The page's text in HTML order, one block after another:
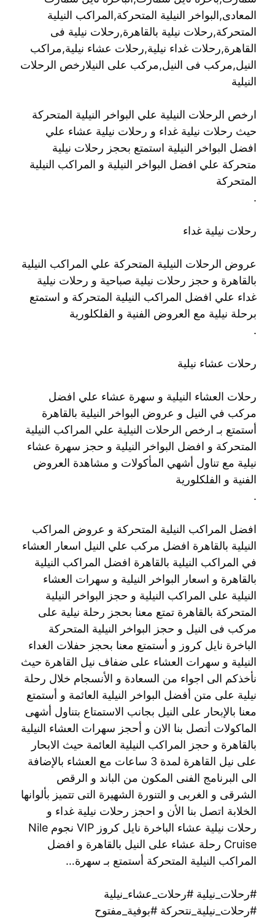
المعادى,البواخر النيلية المتحركة,المراكب النيلية
المتحركة,رحلات نيلية بالقاهرة,رحلات نيلية فى
القاهرة,رحلات غداء نيلية,رحلات عشاء نيلية,مراكب
النيل,مركب فى النيل,مركب على النيلارخص الرحلات
النيلية
ارخص الرحلات النيلية علي البواخر النيلية المتحركة
حيث رحلات نيلية غداء و رحلات نيلية عشاء علي
افضل البواخر النيلية استمتع بحجز رحلات نيلية
متحركة علي افضل البواخر النيلية و المراكب النيلية
المتحركة
.
رحلات نيلية غداء
عروض الرحلات النيلية المتحركة علي المراكب النيلية
بالقاهرة و حجز رحلات نيلية صباحية و رحلات نيلية
غداء علي افضل المراكب النيلية المتحركة و استمتع
برحلة نيلية مع العروض الفنية و الفلكلورية
.
رحلات عشاء نيلية
رحلات العشاء النيلية و سهرة عشاء علي افضل
مركب في النيل و عروض البواخر النيلية بالقاهرة
أستمتع بـ ارخص الرحلات النيلية علي المراكب النيلية
المتحركة و افضل البواخر النيلية و حجز سهرة عشاء
نيلية مع تناول أشهي المأكولات و مشاهدة العروض
الفنية و الفلكلورية
.
افضل المراكب النيلية المتحركة و عروض المراكب
النيلية بالقاهرة افضل مركب علي النيل اسعار العشاء
في المراكب النيلية بالقاهرة افضل المراكب النيلية
بالقاهرة و اسعار البواخر النيلية و سهرات العشاء
النيلية على المراكب النيلية و حجز البواخر النيلية
المتحركة بالقاهرة تمتع معنا بحجز رحلة نيلية على
مركب فى النيل و حجز البواخر النيلية المتحركة
الباخرة نايل كروز و أستمتع معنا بحجز حفلات الغداء
النيلية و سهرات العشاء على ضفاف نيل القاهرة حيث
نأخذكم الى اجواء من السعادة و الأنسجام خلال رحلة
نيلية على متن أفضل البواخر النيلية العائمة و أستمتع
معنا بالإبحار على النيل بجانب الاستمتاع بتناول أشهى
الماكولات أتصل بنا الان و أحجز سهرات العشاء النيلية
بالقاهرة و حجز المراكب النيلية العائمة حيث الابحار
على نيل القاهرة لمدة 3 ساعات مع العشاء بالإضافة
الى البرنامج الفنى المكون من الباند و الرقص
الشرقى و الغربى و التنورة الشهيرة التى تتميز بألوانها
الخلابة اتصل بنا الأن و احجز رحلات نيلية غداء و
رحلات نيلية عشاء الباخرة نايل كروز VIP نجوم Nile
Cruise رحلة عشاء على النيل بالقاهرة و افضل
المراكب النيلية المتحركة أستمتع بـ سهرة…
#رحلات_نيلية #رحلات_عشاء_نيلية
#رحلات_نيلية_نتحركة #بوفية_مفتوح